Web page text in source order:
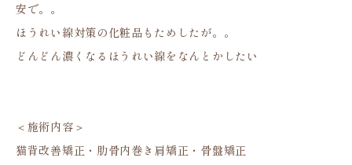
安で。。
ほうれい線対策の化粧品もためしたが。。
どんどん濃くなるほうれい線をなんとかしたい
＜施術内容＞
猫背改善矯正・肋骨内巻き肩矯正・骨盤矯正